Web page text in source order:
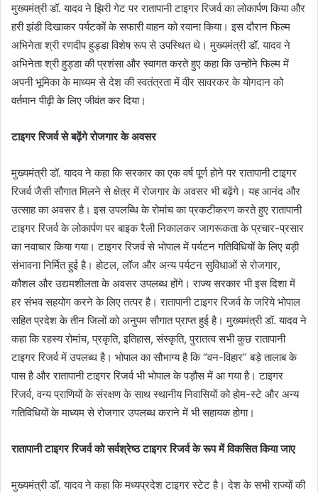
मुख्यमंत्री डॉ. यादव ने झिरी गेट पर रातापानी टाइगर रिजर्व का लोकार्पण किया और
हरी झंडी दिखाकर पर्यटकों के सफारी वाहन को रवाना किया। इस दौरान फिल्म
अभिनेता श्री रणदीप हुड्डा विशेष रूप से उपस्थित थे। मुख्यमंत्री डॉ. यादव ने
अभिनेता श्री हुड्डा की प्रशंसा और स्वागत करते हुए कहा कि उन्होंने फिल्म में
अपनी भूमिका के माध्यम से देश की स्वतंत्रता में वीर सावरकर के योगदान को
वर्तमान पीढ़ी के लिए जीवंत कर दिया।
टाइगर रिजर्व से बढ़ेंगे रोजगार के अवसर
मुख्यमंत्री डॉ. यादव ने कहा कि सरकार का एक वर्ष पूर्ण होने पर रातापानी टाइगर
रिजर्व जैसी सौगात मिलने से क्षेत्र में रोजगार के अवसर भी बढ़ेंगे। यह आनंद और
उत्साह का अवसर है। इस उपलब्धि के रोमांच का प्रकटीकरण करते हुए रातापानी
टाइगर रिजर्व के लोकार्पण पर बाइक रैली निकालकर जागरूकता के प्रचार-प्रसार
का नवाचार किया गया। टाइगर रिजर्व से भोपाल में पर्यटन गतिविधियों के लिए बड़ी
संभावना निर्मित हुई है। होटल, लॉज और अन्य पर्यटन सुविधाओं से रोजगार,
कौशल और उद्यमशीलता के अवसर उपलब्ध होंगे। राज्य सरकार भी इस दिशा में
हर संभव सहयोग करने के लिए तत्पर है। रातापानी टाइगर रिजर्व के जरिये भोपाल
सहित प्रदेश के तीन जिलों को अनुपम सौगात प्राप्त हुई है। मुख्यमंत्री डॉ. यादव ने
कहा कि रहस्य रोमांच, प्रकृति, इतिहास, संस्कृति, पुरातत्व सभी कुछ रातापानी
टाइगर रिजर्व में उपलब्ध है। भोपाल का सौभाग्य है कि “वन-विहार” बड़े तालाब के
पास है और रातापानी टाइगर रिजर्व भी भोपाल के पड़ौस में आ गया है। टाइगर
रिजर्व, वन्य प्राणियों के संरक्षण के साथ स्थानीय निवासियों को होम-स्टे और अन्य
गतिविधियों के माध्यम से रोजगार उपलब्ध कराने में भी सहायक होगा।
रातापानी टाइगर रिजर्व को सर्वश्रेष्ठ टाइगर रिजर्व के रूप में विकसित किया जाए
मुख्यमंत्री डॉ. यादव ने कहा कि मध्यप्रदेश टाइगर स्टेट है। देश के सभी राज्यों की